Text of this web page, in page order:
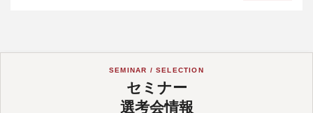
SEMINAR / SELECTION
セミナー
選考会情報